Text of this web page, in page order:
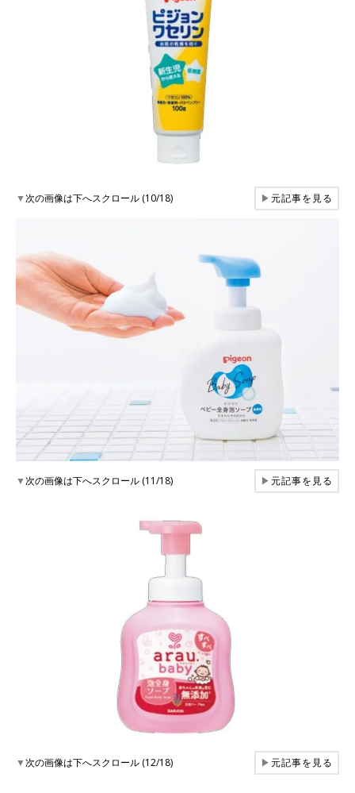
▼次の画像は下へスクロール (10/18) ▶元記事を見る
▼次の画像は下へスクロール (11/18) ▶元記事を見る
▼次の画像は下へスクロール (12/18) ▶元記事を見る